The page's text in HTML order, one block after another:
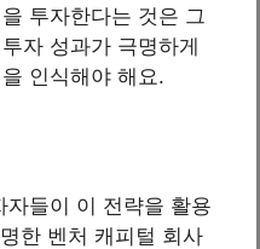
투자한다는 것은 그
자 성과가 극명하게
인식해야 해요.
들이 이 전략을 활용
한 벤처 캐피털 회사